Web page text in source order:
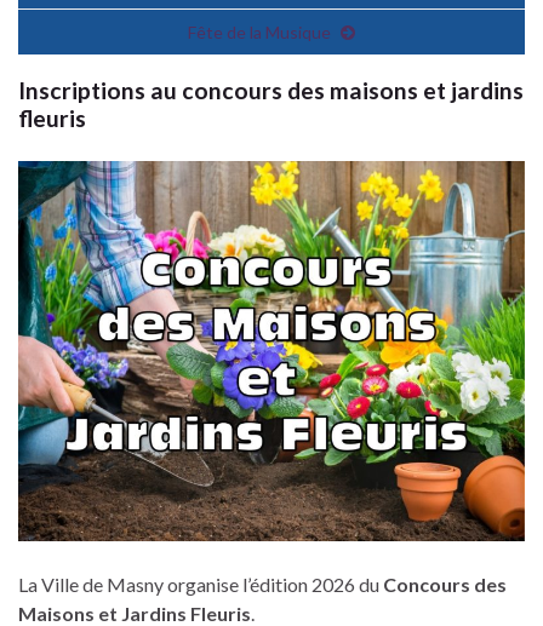
Fête de la Musique
Inscriptions au concours des maisons et jardins
fleuris
La Ville de Masny organise l’édition 2026 du Concours des
Maisons et Jardins Fleuris.